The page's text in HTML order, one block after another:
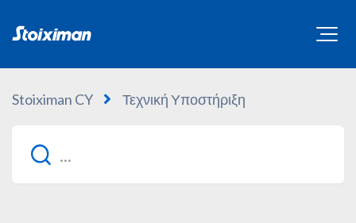
Stoiximan CY Τεχνική Υποστήριξη